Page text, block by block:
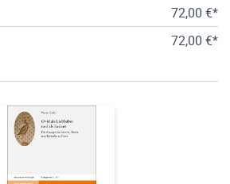
72,00 €*
72,00 €*